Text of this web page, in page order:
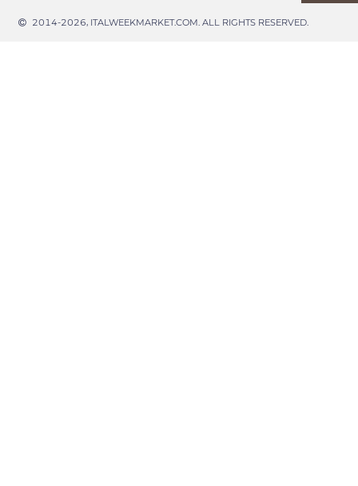
2014-2026, ITALWEEKMARKET.COM. ALL RIGHTS RESERVED.